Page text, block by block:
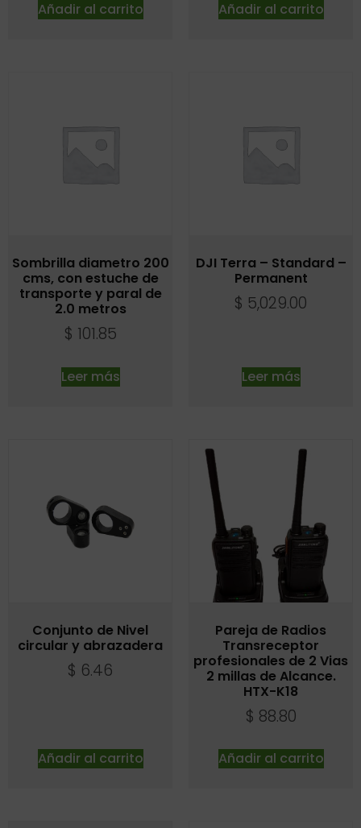
Añadir al carrito Añadir al carrito
Sombrilla diametro 200
cms, con estuche de
transporte y paral de
2.0 metros
$ 101.85
Leer más
DJI Terra – Standard –
Permanent
$ 5,029.00
Leer más
Conjunto de Nivel
circular y abrazadera
$ 6.46
Añadir al carrito
Pareja de Radios
Transreceptor
profesionales de 2 Vias
2 millas de Alcance.
HTX-K18
$ 88.80
Añadir al carrito